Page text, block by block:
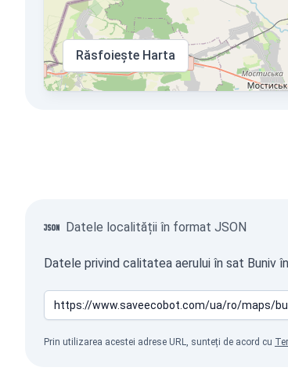
Răsfoiește Harta
Datele localității în format JSON
Datele privind calitatea aerului în sat Buniv
Prin utilizarea acestei adrese URL, sunteți de acord cu